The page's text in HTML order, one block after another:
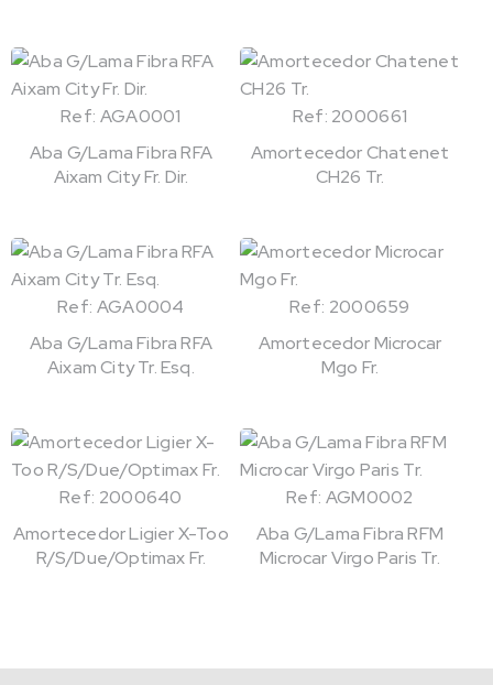
Ref: AGA0001
Aba G/Lama Fibra RFA
Aixam City Fr. Dir.
Ref: 2000661
Amortecedor Chatenet
CH26 Tr.
Ref: AGA0004
Aba G/Lama Fibra RFA
Aixam City Tr. Esq.
Ref: 2000659
Amortecedor Microcar
Mgo Fr.
Ref: 2000640
Amortecedor Ligier X-Too
R/S/Due/Optimax Fr.
Ref: AGM0002
Aba G/Lama Fibra RFM
Microcar Virgo Paris Tr.